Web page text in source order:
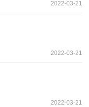
2022-03-21
2022-03-21
2022-03-21